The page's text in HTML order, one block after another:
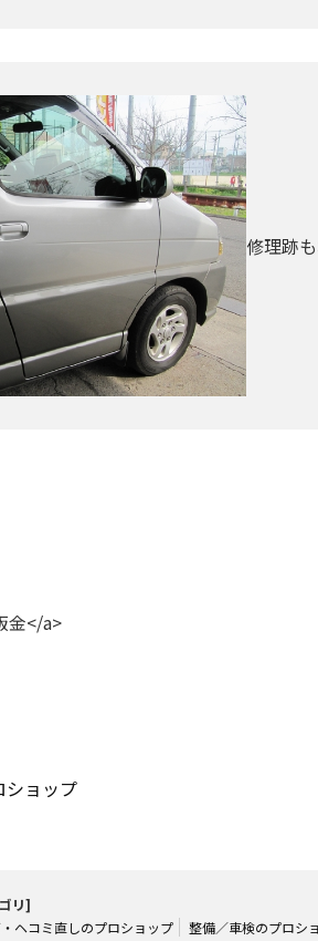
修理跡
</a>
ショップ
リ]
ヘコミ直しのプロショップ 整備／車検のプロシ